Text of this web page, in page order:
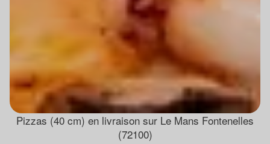
Pizzas (40 cm) en livraison sur Le Mans Fontenelles
(72100)